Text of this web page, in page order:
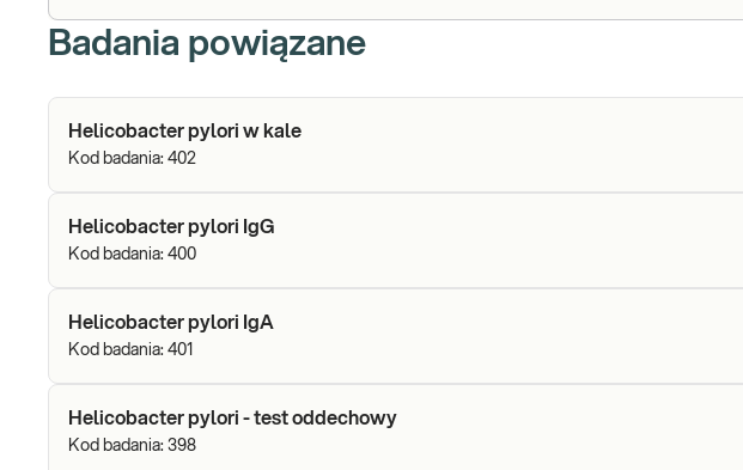
Badania powiązane
Helicobacter pylori w kale
Kod badania: 402
Helicobacter pylori IgG
Kod badania: 400
Helicobacter pylori IgA
Kod badania: 401
Helicobacter pylori - test oddechowy
Kod badania: 398